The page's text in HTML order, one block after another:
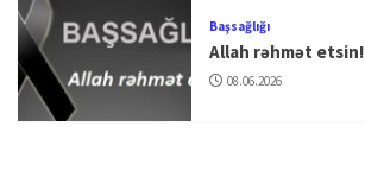
Başsağlığı
Allah rəhmət etsin!
08.06.2026